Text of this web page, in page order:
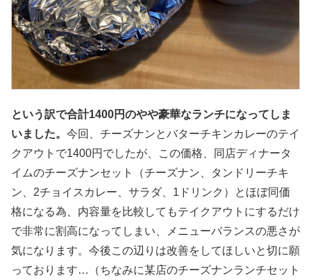
という訳で合計1400円のやや豪華なランチになってしま
いました。 今回、チーズナンとバターチキンカレーのテイ
クアウトで1400円でしたが、この価格、同店ディナータ
イムのチーズナンセット（チーズナン、タンドリーチキ
ン、2チョイスカレー、サラダ、1ドリンク）とほぼ同価
格になる為、内容量を比較してもテイクアウトにするだけ
で非常に割高になってしまい、メニューバランスの悪さが
気になります。今後この辺りは改善をしてほしいと切に願
っております…（ちなみに某店のチーズナンランチセット